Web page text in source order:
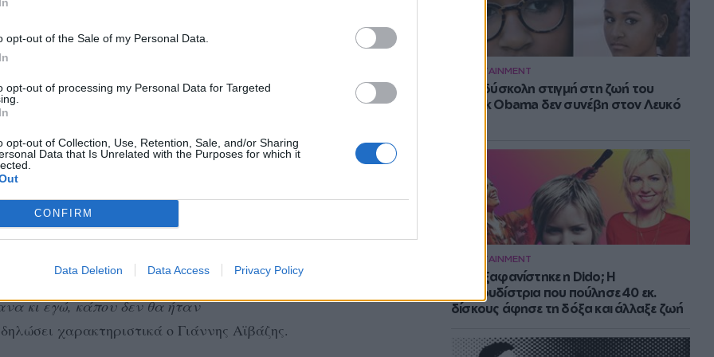
opt-out of the Sale of my Personal Data.
opt-out of processing my Personal Data for Targeted
opt-out of Collection, Use, Retention, Sale, and/or Sharing
Data that Is Unrelated with the Purposes for which it
CONFIRM
Data Deletion Data Access Privacy Policy
ENTERTAINMENT
Η πιο δύσκολη στιγμή στη ζωή του
Barack Obama δεν συνέβη στον Λευκό
ENTERTAINMENT
Πού εξαφανίστηκε η Dido; Η
τραγουδίστρια που πούλησε 40 εκ.
δίσκους άφησε τη δόξα και άλλαξε ζωή
άτομο που τραβούσε φωτογραφίες. Δεν
ήθελα, χωρίς να σχολιαστώ.
το 2024 χώρισε από τη Μαρία
και την απόκτηση μιας κόρης.
την απόφαση να χωρίσω. Από την
κι εγώ, κάπου δεν θα ήταν
χαρακτηριστικά ο Γιάννης Αϊβάζης.